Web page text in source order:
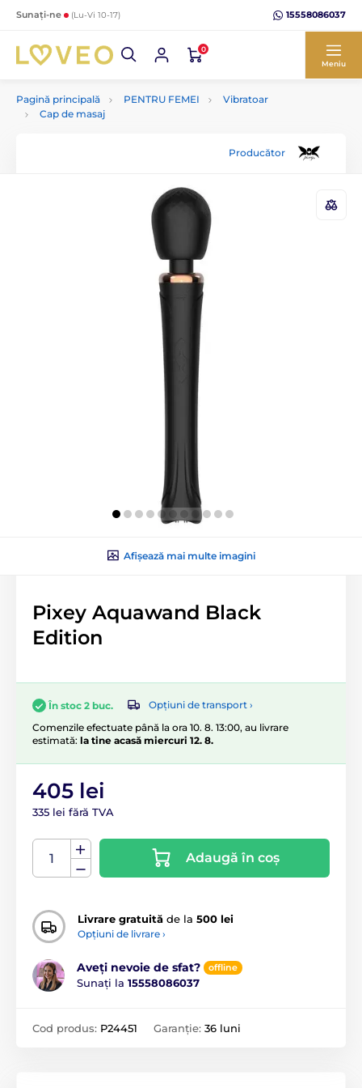
Sunați-ne (Lu-Vi 10-17) 15558086037
0
Meniu
Pagină principală PENTRU FEMEI
Vibratoar
Cap de masaj
Producător
Afișează mai multe imagini
Pixey Aquawand Black
Edition
În stoc 2 buc.
Opțiuni de transport ›
Comenzile efectuate până la ora 10. 8. 13:00, au livrare
estimată: la tine acasă miercuri 12. 8.
405 lei
335 lei fără TVA
Adaugă în coș
Livrare gratuită de la 500 lei
Opțiuni de livrare ›
Aveți nevoie de sfat? offline
Sunați la 15558086037
Cod produs: P24451 Garanție: 36 luni